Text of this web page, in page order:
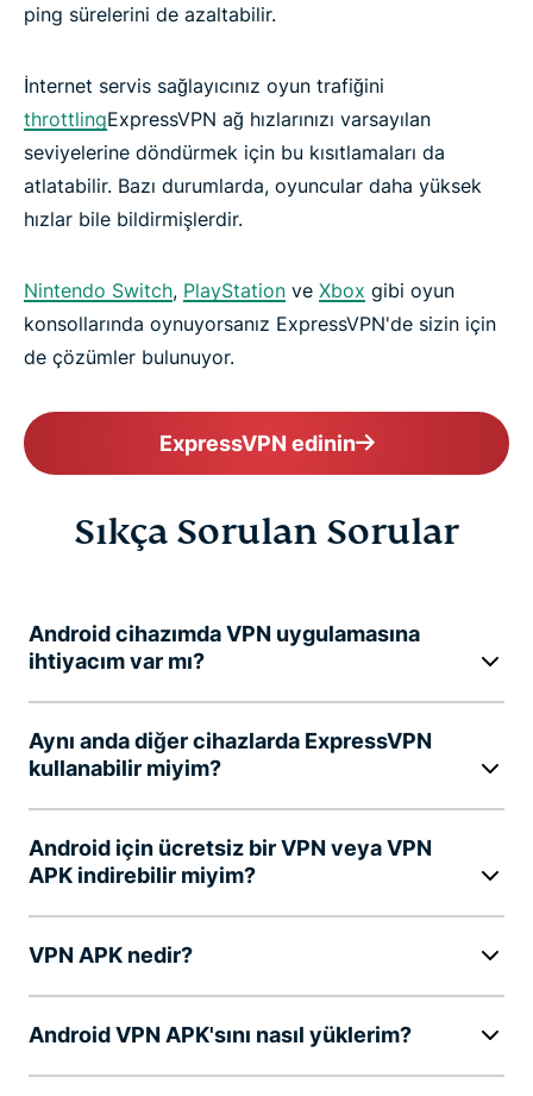
ping sürelerini de azaltabilir.
İnternet servis sağlayıcınız oyun trafiğini
throttlingExpressVPN ağ hızlarınızı varsayılan
seviyelerine döndürmek için bu kısıtlamaları da
atlatabilir. Bazı durumlarda, oyuncular daha yüksek
hızlar bile bildirmişlerdir.
Nintendo Switch, PlayStation ve Xbox gibi oyun
konsollarında oynuyorsanız ExpressVPN'de sizin için
de çözümler bulunuyor.
ExpressVPN edinin
Sıkça Sorulan Sorular
Android cihazımda VPN uygulamasına
ihtiyacım var mı?
Aynı anda diğer cihazlarda ExpressVPN
kullanabilir miyim?
Android için ücretsiz bir VPN veya VPN
APK indirebilir miyim?
VPN APK nedir?
Android VPN APK'sını nasıl yüklerim?